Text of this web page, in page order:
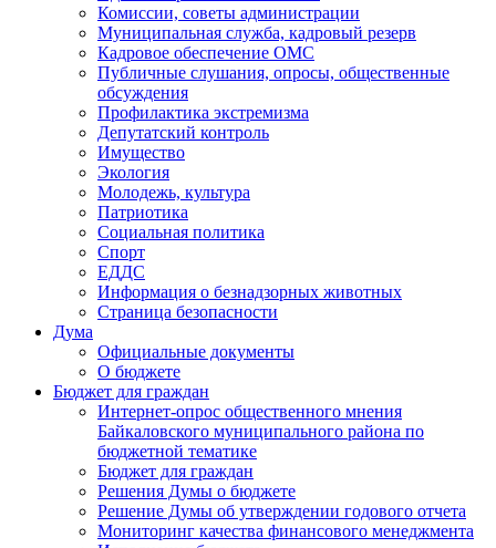
Комиссии, советы администрации
Муниципальная служба, кадровый резерв
Кадровое обеспечение ОМС
Публичные слушания, опросы, общественные
обсуждения
Профилактика экстремизма
Депутатский контроль
Имущество
Экология
Молодежь, культура
Патриотика
Социальная политика
Спорт
ЕДДС
Информация о безнадзорных животных
Страница безопасности
Дума
Официальные документы
О бюджете
Бюджет для граждан
Интернет-опрос общественного мнения
Байкаловского муниципального района по
бюджетной тематике
Бюджет для граждан
Решения Думы о бюджете
Решение Думы об утверждении годового отчета
Мониторинг качества финансового менеджмента